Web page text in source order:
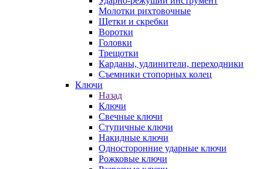
Молотки рихтовочные
Щетки и скребки
Воротки
Головки
Трещотки
Карданы, удлинители, переходники
Съемники стопорных колец
Ключи
Назад
Ключи
Свечные ключи
Ступичные ключи
Накидные ключи
Односторонние ударные ключи
Рожковые ключи